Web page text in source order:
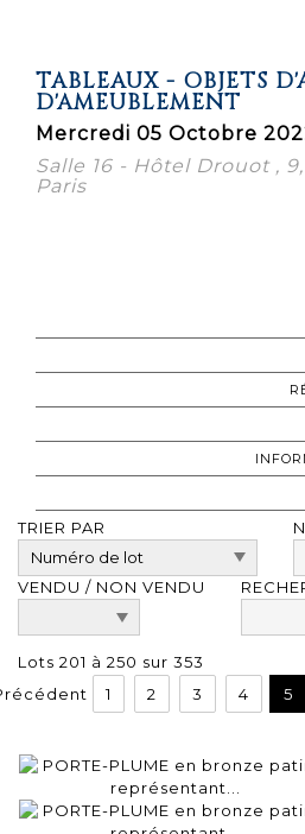
TABLEAUX - OBJETS
D'AMEUBLEMENT
Mercredi 05 Octobre
Salle 16 - Hôtel Drouot ,
Paris
TRIER PAR
VENDU / NON VENDU
Lots 201 à 250 sur 353
1 2 3 4 5